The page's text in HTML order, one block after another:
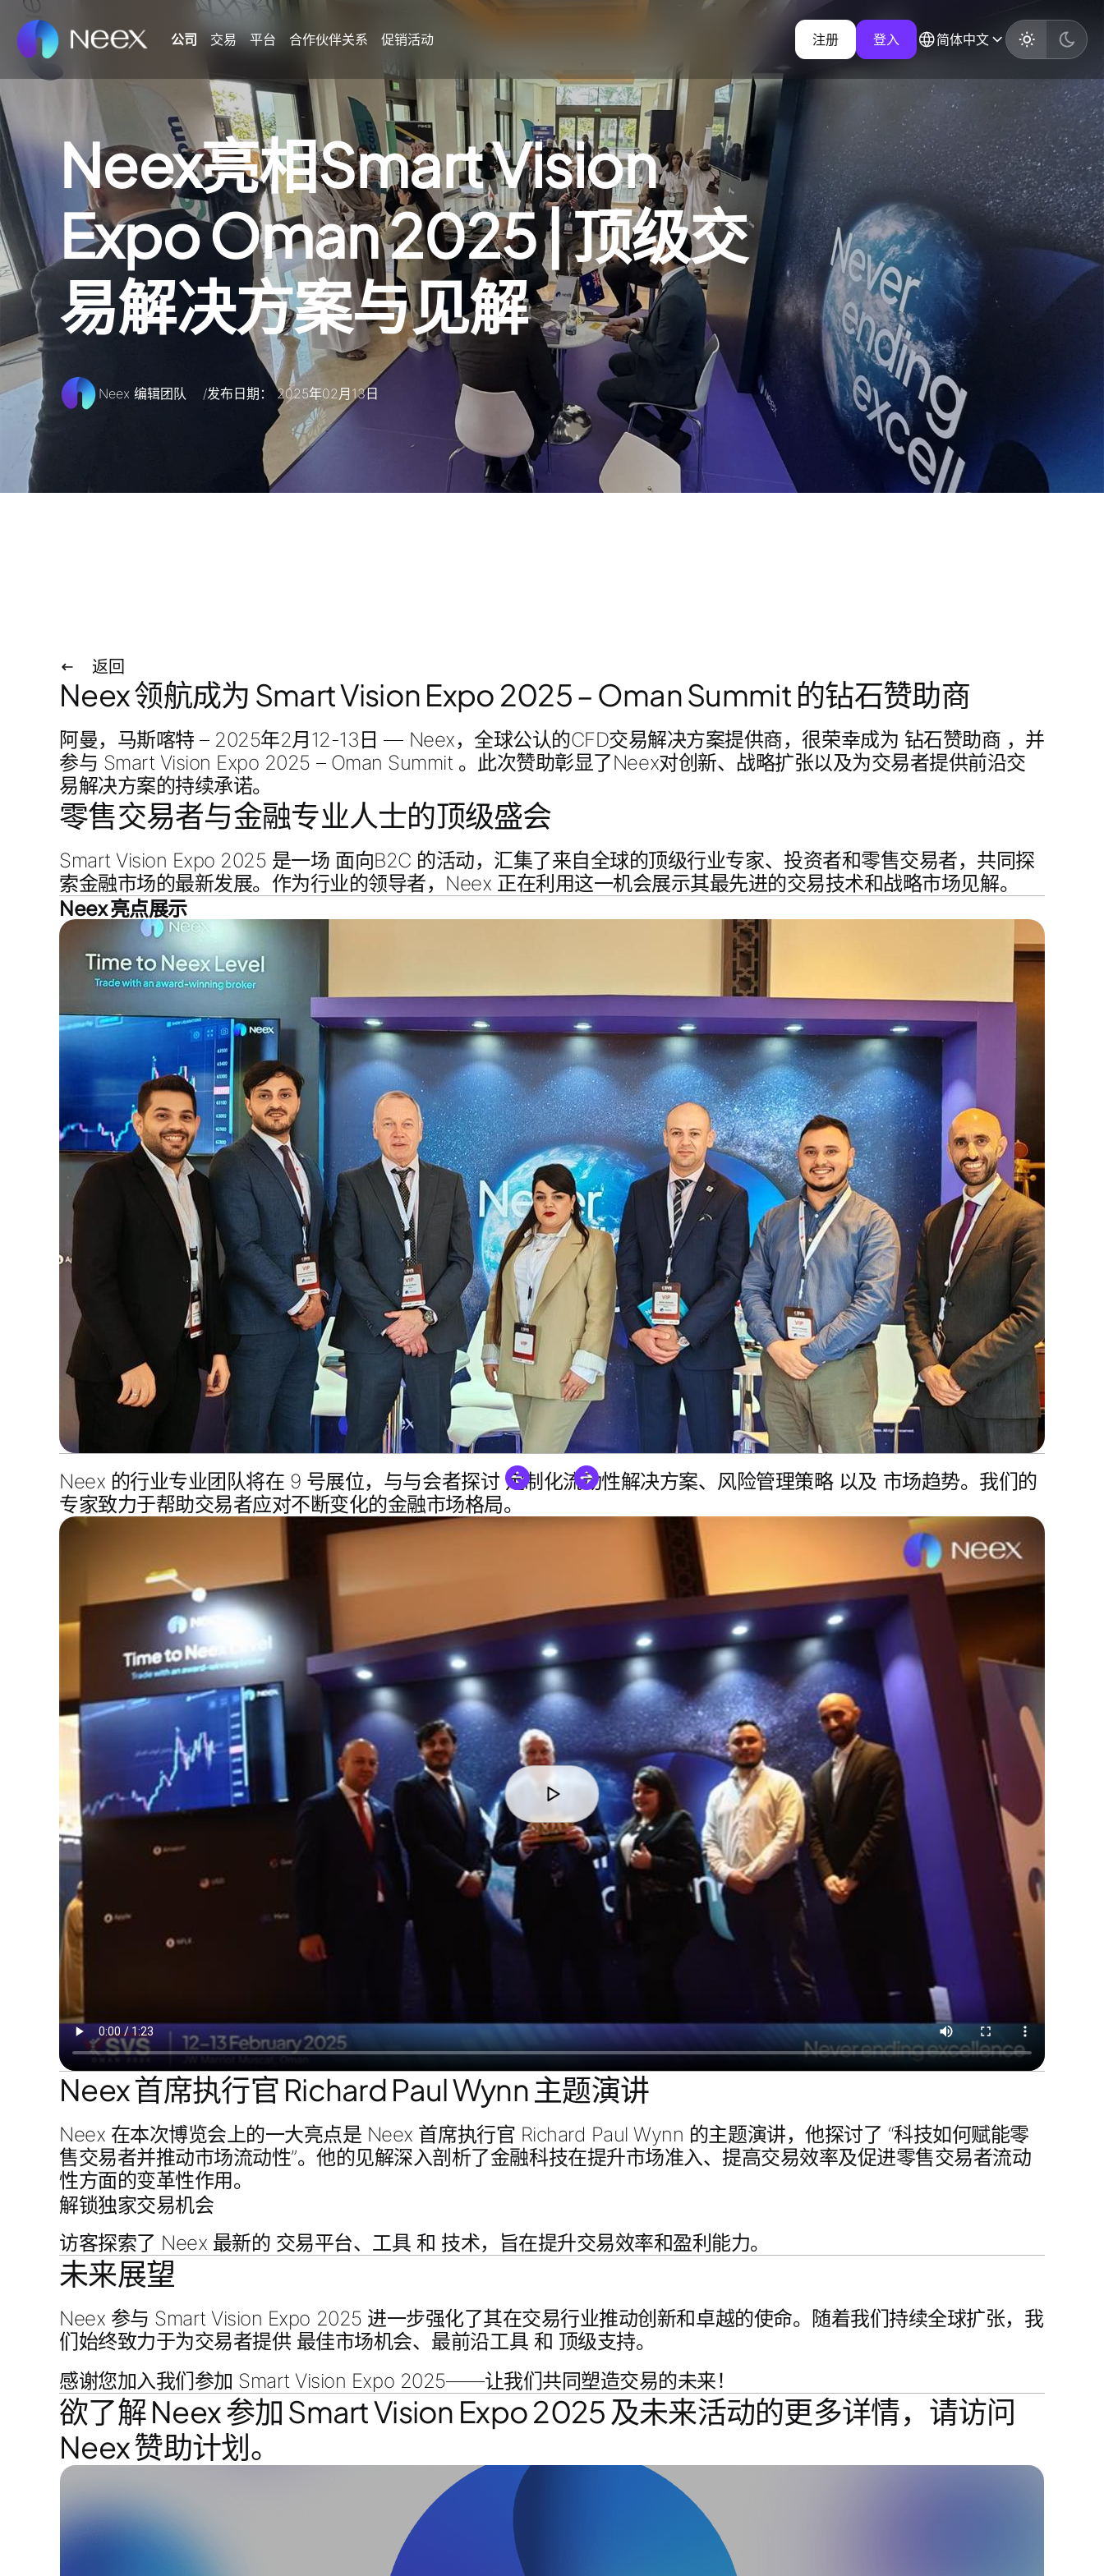
公司 交易 平台 合作伙伴关系 促销活动 注册 登入 简体中文
Neex亮相Smart Vision
Expo Oman 2025 | 顶级交
易解决方案与见解
Neex 编辑团队 /发布日期： 2025年02月13日
返回
Neex 领航成为 Smart Vision Expo 2025 – Oman Summit 的钻石赞助商
阿曼，马斯喀特 – 2025年2月12-13日— Neex，全球公认的CFD交易解决方案提供商，很荣幸成为 钻石赞助商 ，并
参与 Smart Vision Expo 2025 – Oman Summit 。此次赞助彰显了Neex对创新、战略扩张以及为交易者提供前沿交
易解决方案的持续承诺。
零售交易者与金融专业人士的顶级盛会
Smart Vision Expo 2025 是一场 面向B2C 的活动，汇集了来自全球的顶级行业专家、投资者和零售交易者，共同探
索金融市场的最新发展。作为行业的领导者，Neex 正在利用这一机会展示其最先进的交易技术和战略市场见解。
Neex 亮点展示
Neex 的行业专业团队将在 9 号展位，与与会者探讨 定制化流动性解决方案、 风险管理策略以及 市场趋势。我们的
专家致力于帮助交易者应对不断变化的金融市场格局。
Neex 首席执行官 Richard Paul Wynn 主题演讲
Neex 在本次博览会上的一大亮点是 Neex 首席执行官 Richard Paul Wynn 的主题演讲，他探讨了 “科技如何赋能零
售交易者并推动市场流动性”。他的见解深入剖析了金融科技在提升市场准入、提高交易效率及促进零售交易者流动
性方面的变革性作用。
解锁独家交易机会
访客探索了 Neex 最新的 交易平台、 工具 和 技术，旨在提升交易效率和盈利能力。
未来展望
Neex 参与 Smart Vision Expo 2025 进一步强化了其在交易行业推动创新和卓越的使命。随着我们持续全球扩张，我
们始终致力于为交易者提供 最佳市场机会、 最前沿工具 和 顶级支持。
感谢您加入我们参加 Smart Vision Expo 2025——让我们共同塑造交易的未来！
欲了解 Neex 参加 Smart Vision Expo 2025 及未来活动的更多详情，请访问
Neex 赞助计划。